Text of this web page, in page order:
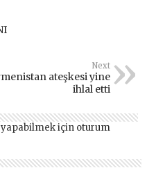
Next
ateşkesi yine
ihlal etti
yapabilmek için oturum